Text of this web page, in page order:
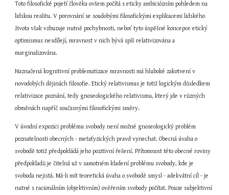
Toto filosofické pojetí člověka ovšem počítá s eticky ambiciózním pohledem na
lidskou realitu. V porovnání se soudobými filosofickými explikacemi lidského
života však vzbuzuje nutně pochybnosti, neboť tyto úspěšné koncepce etický
optimismus nesdílejí, mravnost v nich bývá spíš relativizována a
marginalizována.
Naznačená kognitivní problematizace mravnosti má hluboké zakotvení v
novodobých dějinách filosofie. Etický relativismus je totiž logickým důsledkem
relativizace poznání, tedy gnoseologického relativismu, který jde v různých
obměnách napříč současnými filosofickými směry.
V úvodní expozici problému svobody není možné gnoseologický problém
poznatelnosti obecných - metafyzických pravd vynechat. Obecná úvaha o
svobodě totiž předpokládá jeho pozitivní řešení. Přítomnost této obecné roviny
předpokladů je čitelná už v samotném kladení problému svobody, kde je
svoboda nejistá. Má-li mít teoretická úvaha o svobodě smysl - adekvátní cíl - je
nutné s racionálním (objektivním) ověřením svobody počítat. Pouze subjektivní